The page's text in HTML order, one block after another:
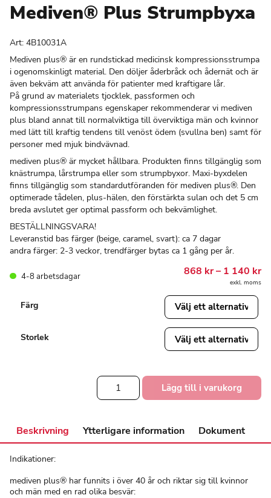
Mediven® Plus Strumpbyxa
Art: 4B10031A
Mediven plus® är en rundstickad medicinsk kompressionsstrumpa
i ogenomskinligt material. Den döljer åderbråck och ådernät och är
även bekväm att använda för patienter med kraftigare lår.
På grund av materialets tjocklek, passformen och
kompressionsstrumpans egenskaper rekommenderar vi mediven
plus bland annat till normalviktiga till överviktiga män och kvinnor
med lätt till kraftig tendens till venöst ödem (svullna ben) samt för
personer med mjuk bindvävnad.
mediven plus® är mycket hållbara. Produkten finns tillgänglig som
knästrumpa, lårstrumpa eller som strumpbyxor. Maxi-byxdelen
finns tillgänglig som standardutföranden för mediven plus®. Den
optimerade tådelen, plus-hälen, den förstärkta sulan och det 5 cm
breda avslutet ger optimal passform och bekvämlighet.
BESTÄLLNINGSVARA!
Leveranstid bas färger (beige, caramel, svart): ca 7 dagar
andra färger: 2-3 veckor, trendfärger bytas ca 1 gång per år.
4-8 arbetsdagar 868 kr– 1 140 kr
exkl. moms
Färg
Storlek
Mediven®
Strumpbyxa
Lägg till i varukorg
Beskrivning Ytterligare information Dokument
Indikationer:
mediven plus® har funnits i över 40 år och riktar sig till kvinnor
och män med en rad olika besvär: